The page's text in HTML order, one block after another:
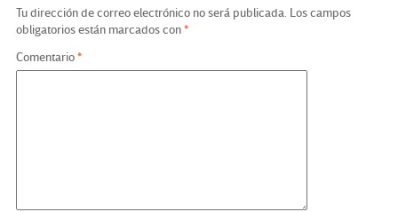
Tu dirección de correo electrónico no será publicada. Los campos
obligatorios están marcados con*
Comentario*